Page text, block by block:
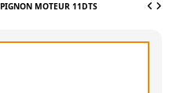
PIGNON MOTEUR 11DTS